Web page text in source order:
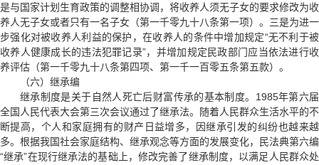
是与国家计划生育政策的调整相协调，将收养人须无子女的要求修改为收
养人无子女或者只有一名子女（第一千零九十八条第一项）。三是为进一
步强化对被收养人利益的保护，在收养人的条件中增加规定“无不利于被
收养人健康成长的违法犯罪记录”，并增加规定民政部门应当依法进行收
养评估（第一千零九十八条第四项、第一千一百零五条第五款）。
（六）继承编
继承制度是关于自然人死亡后财富传承的基本制度。1985年第六届
全国人民代表大会第三次会议通过了继承法。随着人民群众生活水平的不
断提高，个人和家庭拥有的财产日益增多，因继承引发的纠纷也越来越
多。根据我国社会家庭结构、继承观念等方面的发展变化，民法典第六编
“继承”在现行继承法的基础上，修改完善了继承制度，以满足人民群众处